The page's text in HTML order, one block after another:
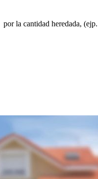
por la cantidad heredada,